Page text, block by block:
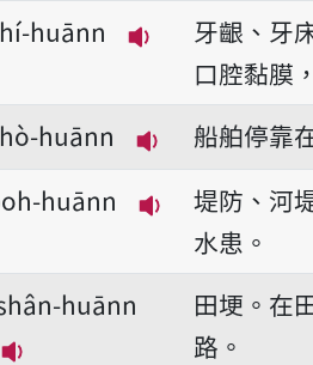
huānn
播放音讀khí-
牙齦、牙
口腔黏膜
huānn
播放音讀khò-
船舶停靠
huānn
播放音讀poh-
堤防、河
水患。
huānn
田埂。在
路。